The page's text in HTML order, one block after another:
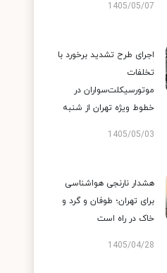
1405/05/07
اجرای طرح تشدید برخورد با
تخلفات
موتورسیکلت‌سواران در
خطوط ویژه تهران از شنبه
1405/05/03
هشدار نارنجی هواشناسی
برای تهران؛ طوفان و گرد و
خاک در راه است
1405/04/28